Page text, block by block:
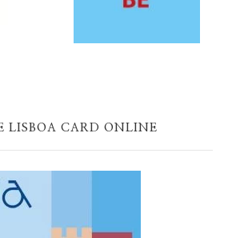
LISBOA CARD ONLINE